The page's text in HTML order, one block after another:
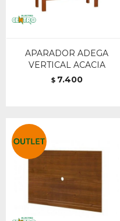
APARADOR ADEGA
VERTICAL ACACIA
$ 7.400